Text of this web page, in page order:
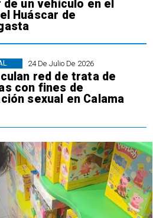
un vehículo en el
Huáscar de
24 De Julio De 2026
red de trata de
con fines de
sexual en Calama